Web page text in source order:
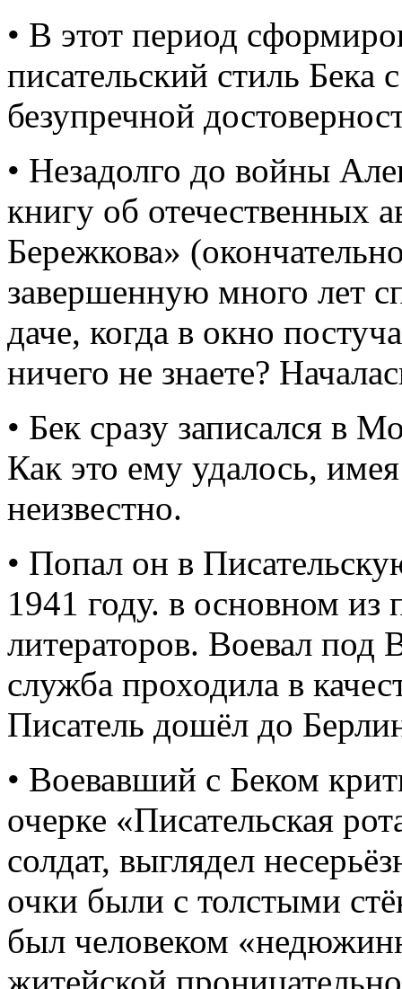
• В этот период
писательский стиль
безупречной
• Незадолго до войны
книгу об отечественных
Бережкова»
завершенную много лет
даче, когда в окно
ничего не знаете?
• Бек сразу записался в
Как это ему удалось,
неизвестно.
• Попал он в
1941 году. в основном из
литераторов. Воевал под
служба проходила в
Писатель дошёл до
• Воевавший с Беком
очерке «Писательская
солдат, выглядел
очки были с толстыми
был человеком